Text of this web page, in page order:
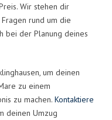
Wir stehen dir
rund um die
bei der Planung deines
um deinen
zu einem
zu machen. Kontaktiere
deinen Umzug